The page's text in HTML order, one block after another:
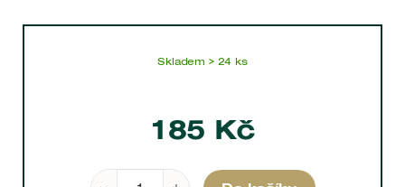
Skladem > 24 ks
185 Kč
Cabernet Syrah, Pays d'Oc 2024 0,75 l